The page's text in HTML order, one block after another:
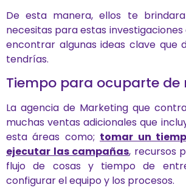
De esta manera, ellos te
necesitas para estas investigaciones
encontrar algunas ideas clave que
tendrías.
Tiempo para ocuparte de
La agencia de Marketing que
muchas ventas adicionales que
esta áreas como; tomar un
ejecutar las campañas, recursos
flujo de cosas y tiempo de
configurar el equipo y los procesos.